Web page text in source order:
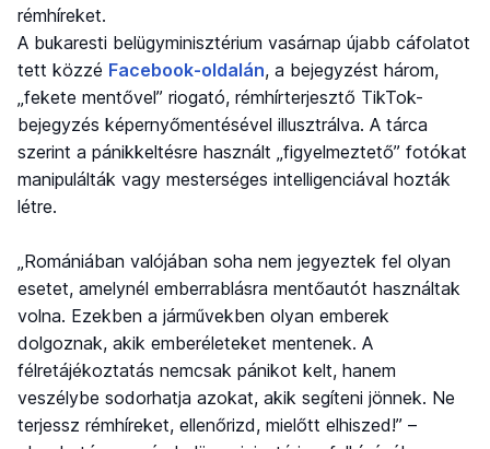
rémhíreket.
A bukaresti belügyminisztérium vasárnap újabb cáfolatot
tett közzé Facebook-oldalán, a bejegyzést három,
„fekete mentővel” riogató, rémhírterjesztő TikTok-
bejegyzés képernyőmentésével illusztrálva. A tárca
szerint a pánikkeltésre használt „figyelmeztető” fotókat
manipulálták vagy mesterséges intelligenciával hozták
létre.
„Romániában valójában soha nem jegyeztek fel olyan
esetet, amelynél emberrablásra mentőautót használtak
volna. Ezekben a járművekben olyan emberek
dolgoznak, akik emberéleteket mentenek. A
félretájékoztatás nemcsak pánikot kelt, hanem
veszélybe sodorhatja azokat, akik segíteni jönnek. Ne
terjessz rémhíreket, ellenőrizd, mielőtt elhiszed!” –